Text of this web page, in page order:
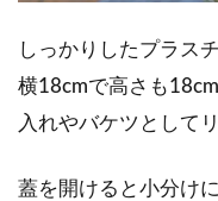
しっかりしたプラス
横18cmで高さも
入れやバケツとして
蓋を開けると小分け